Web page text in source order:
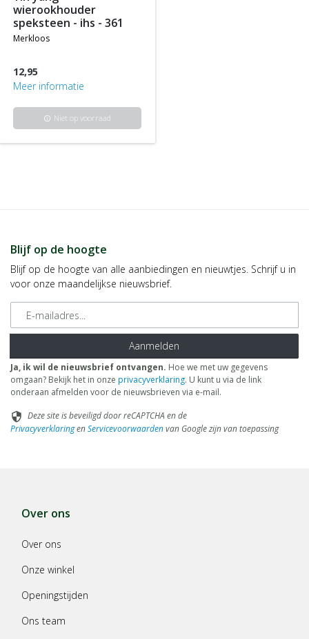
wierookhouder
speksteen - ihs - 361
merkloos
12,95
Meer informatie
info Niet op voorraad
Blijf op de hoogte
Blijf op de hoogte van alle aanbiedingen en nieuwtjes. Schrijf u in
voor onze maandelijkse nieuwsbrief.
E-mailadres
Aanmelden
Ja, ik wil de nieuwsbrief ontvangen. Hoe we met uw gegevens
omgaan? Bekijk het in onze privacyverklaring. U kunt u via de link
onderaan afmelden voor de nieuwsbrieven via e-mail.
security Deze site is beveiligd door reCAPTCHA en de
PrivacyverklaringenServicevoorwaardenvan Google zijn van toepassing
Over ons
Over ons
Onze winkel
Openingstijden
Ons team